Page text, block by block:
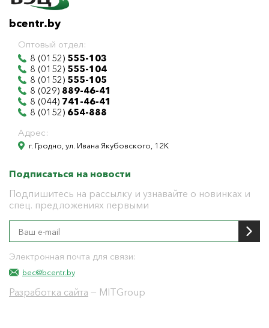
bcentr.by
Оптовый отдел:
8 (0152) 555-103
8 (0152) 555-104
8 (0152) 555-105
8 (029) 889-46-41
8 (044) 741-46-41
8 (0152) 654-888
Адрес:
г. Гродно, ул. Ивана Якубовского, 12К
Подписаться на новости
Подпишитесь на рассылку и узнавайте о новинках и
спец. предложениях первыми
Электронная почта для связи:
bec@bcentr.by
Разработка сайта — MITGroup